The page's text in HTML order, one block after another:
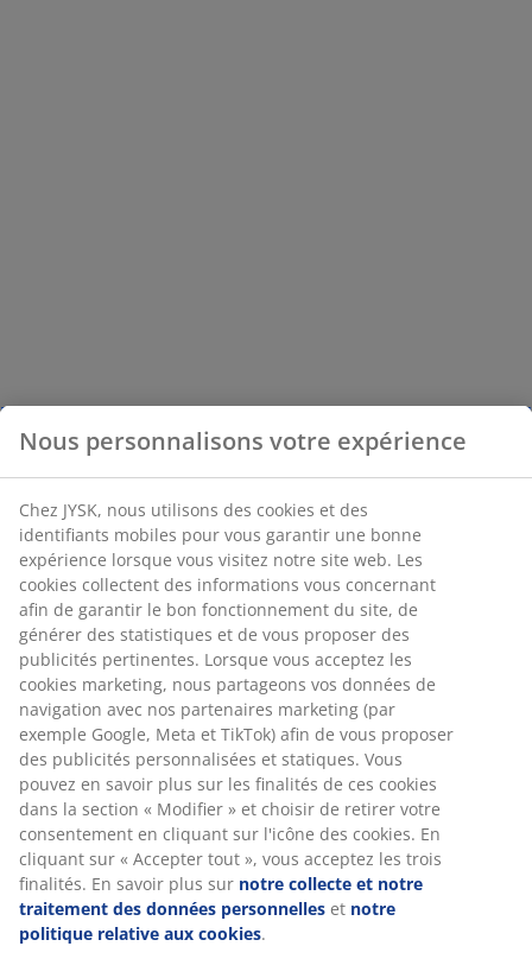
Nous personnalisons votre expérience
Chez JYSK, nous utilisons des cookies et des
identifiants mobiles pour vous garantir une bonne
expérience lorsque vous visitez notre site web. Les
cookies collectent des informations vous concernant
afin de garantir le bon fonctionnement du site, de
générer des statistiques et de vous proposer des
publicités pertinentes. Lorsque vous acceptez les
cookies marketing, nous partageons vos données de
navigation avec nos partenaires marketing (par
exemple Google, Meta et TikTok) afin de vous proposer
des publicités personnalisées et statiques. Vous
pouvez en savoir plus sur les finalités de ces cookies
dans la section « Modifier » et choisir de retirer votre
consentement en cliquant sur l'icône des cookies. En
cliquant sur « Accepter tout », vous acceptez les trois
finalités. En savoir plus sur notre collecte et notre
traitement des données personnelles et notre
politique relative aux cookies.